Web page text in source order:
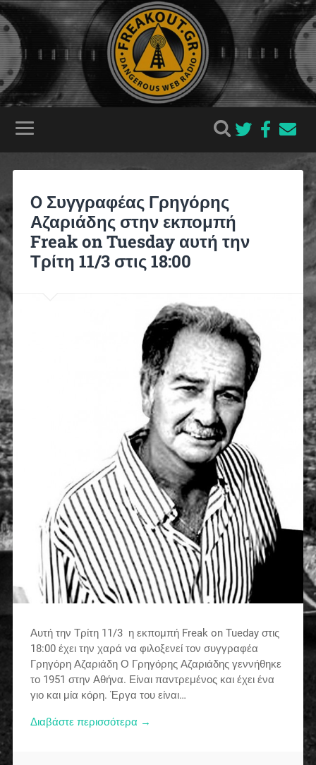
O Συγγραφέας Γρηγόρης
Αζαριάδης στην εκπομπή
Freak on Tuesday αυτή την
Τρίτη 11/3 στις 18:00
Αυτή την Τρίτη 11/3 η εκπομπή Freak on Tueday στις
18:00 έχει την χαρά να φιλοξενεί τον συγγραφέα
Γρηγόρη Αζαριάδη Ο Γρηγόρης Αζαριάδης γεννήθηκε
το 1951 στην Αθήνα. Είναι παντρεμένος και έχει ένα
γιο και μία κόρη. Έργα του είναι…
Διαβάστε περισσότερα →